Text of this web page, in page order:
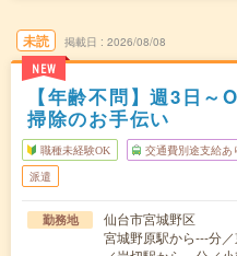
未読
NEW
掲載日 2026/08/08
【年齢不問】週3日
掃除のお手伝い
職種未経験OK 交通費別途支給あ
派遣
勤務地
仙台市宮城野区
宮城野原駅から---分